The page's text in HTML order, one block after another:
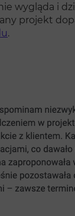
wygląda i
projekt
.